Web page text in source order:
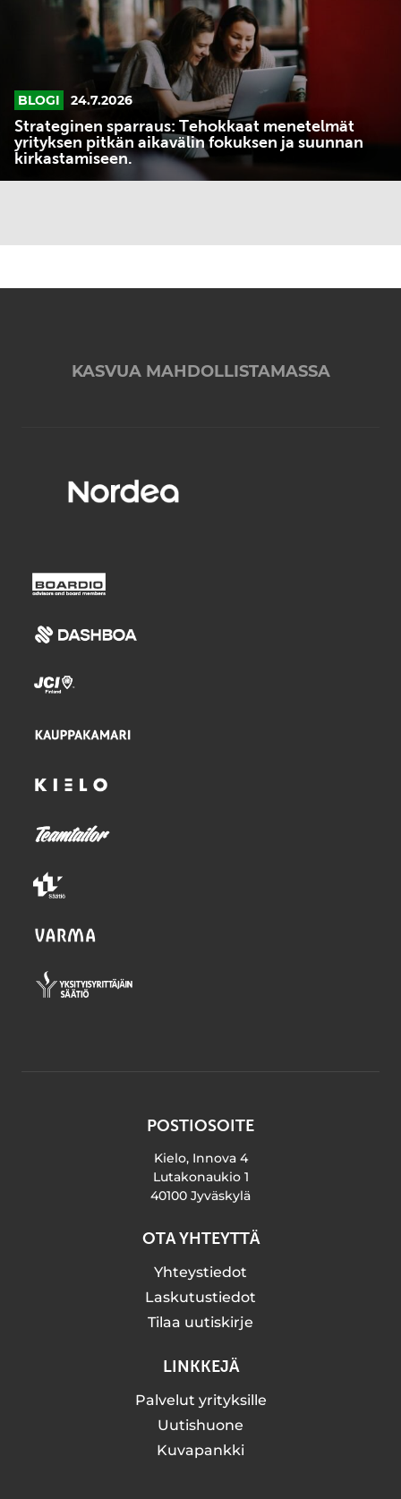
kirkastamiseen.
BLOGI 24.7.2026
Strateginen sparraus: Tehokkaat menetelmät
yrityksen pitkän aikavälin fokuksen ja suunnan
kirkastamiseen.
KASVUA MAHDOLLISTAMASSA
POSTIOSOITE
Kielo, Innova 4
Lutakonaukio 1
40100 Jyväskylä
OTA YHTEYTTÄ
Yhteystiedot
Laskutustiedot
Tilaa uutiskirje
LINKKEJÄ
Palvelut yrityksille
Uutishuone
Kuvapankki